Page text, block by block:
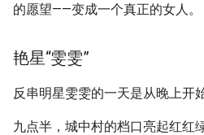
的愿望——变成一个真正的女人。
艳星“雯雯”
反串明星雯雯的一天是从晚上开
九点半，城中村的档口亮起红红